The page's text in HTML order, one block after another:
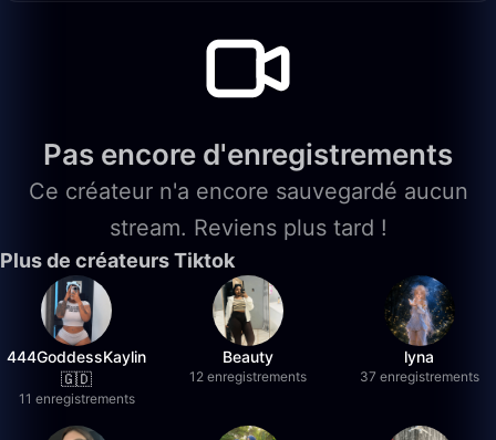
Pas encore d'enregistrements
Ce créateur n'a encore sauvegardé aucun
stream. Reviens plus tard !
Plus de créateurs Tiktok
444GoddessKaylin
🇬🇩
11 enregistrements
Beauty
12 enregistrements
lyna
37 enregistrements